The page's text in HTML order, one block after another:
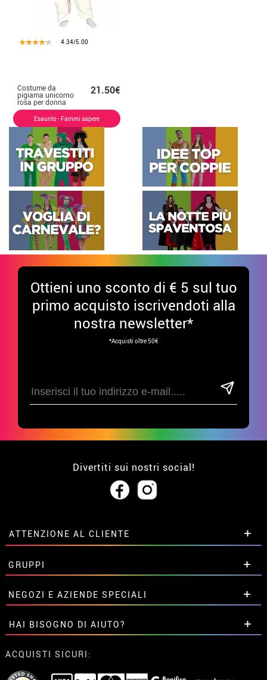
4.34/5.00
Costume da
pigiama unicorno
rosa per donna
21.50€
Esaurito - Fammi sapere
Ottieni uno sconto di € 5 sul tuo
primo acquisto iscrivendoti alla
nostra newsletter*
*Acquisti oltre 50€
Divertiti sui nostri social!
ATTENZIONE AL CLIENTE
• Su di noi
• Condizioni di vendita
• Avviso legale privacy
• Attenzione al cliente
• Utilizzo dei cookies
•Impostazioni dei cookie
GRUPPI
Sconti speciali per gruppi.
Contattaci qui
NEGOZI E AZIENDE SPECIALI
Sconti speciali per gruppi.
Contattaci qui
HAI BISOGNO DI AIUTO?
Non ho ancora fatto l'ordine
ACQUISTI SICURI: